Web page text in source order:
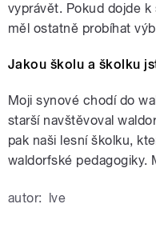
vyprávět. Pokud dojde k
měl ostatně probíhat
Jakou školu a školku
Moji synové chodí do
starší navštěvoval
pak naši lesní školku,
waldorfské pedagogiky.
autor: lve